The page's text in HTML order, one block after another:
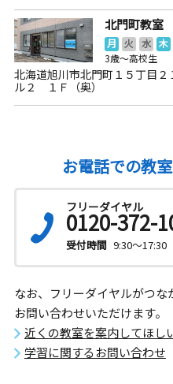
北門町教室
月 火 水 木
3歳～高校生
北海道旭川市北門町１５丁目
ル２ １Ｆ（奥）
お電話での教
フリーダイヤル
0120-372-
受付時間 9:30～17:30
なお、フリーダイヤルがつ
お問い合わせいただけます。
近くの教室を案内してほし
学習に関するお問い合わせ